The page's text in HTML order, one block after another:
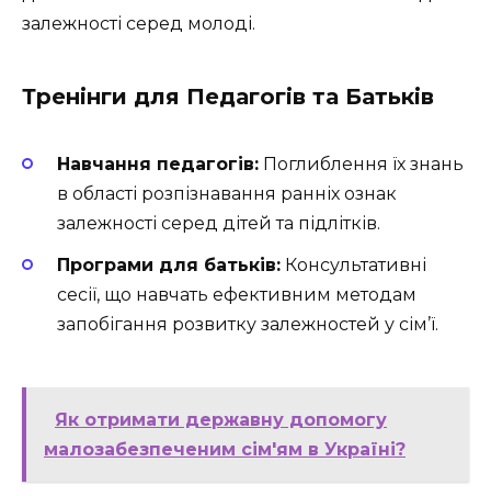
залежності серед молоді.
Тренінги для Педагогів та Батьків
Навчання педагогів: Поглиблення їх знань
в області розпізнавання ранніх ознак
залежності серед дітей та підлітків.
Програми для батьків: Консультативні
сесії, що навчать ефективним методам
запобігання розвитку залежностей у сім’ї.
Як отримати державну допомогу
малозабезпеченим сім'ям в Україні?